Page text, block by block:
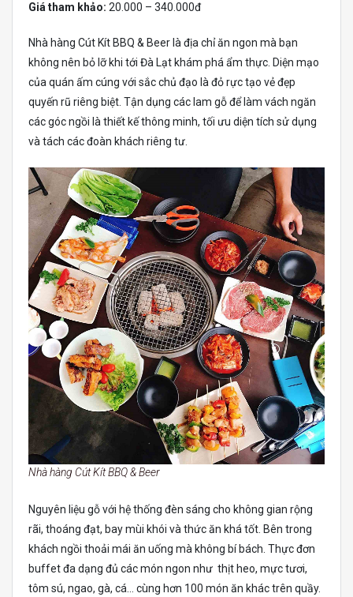
Giá tham khảo: 20.000 – 340.000đ
Nhà hàng Cút Kít BBQ & Beer là địa chỉ ăn ngon mà bạn
không nên bỏ lỡ khi tới Đà Lạt khám phá ẩm thực. Diện mạo
của quán ấm cúng với sắc chủ đạo là đỏ rực tạo vẻ đẹp
quyến rũ riêng biệt. Tận dụng các lam gỗ để làm vách ngăn
các góc ngồi là thiết kế thông minh, tối ưu diện tích sử dụng
và tách các đoàn khách riêng tư.
Nhà hàng Cút Kít BBQ & Beer
Nguyên liệu gỗ với hệ thống đèn sáng cho không gian rộng
rãi, thoáng đạt, bay mùi khói và thức ăn khá tốt. Bên trong
khách ngồi thoải mái ăn uống mà không bí bách. Thực đơn
buffet đa dạng đủ các món ngon như thịt heo, mực tươi,
tôm sú, ngao, gà, cá… cùng hơn 100 món ăn khác trên quầy.